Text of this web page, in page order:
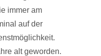
immer am
auf der
alt geworden.